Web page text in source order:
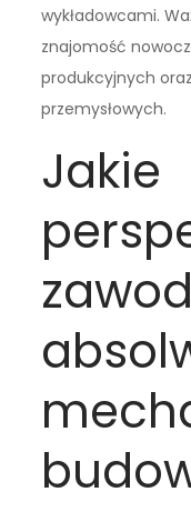
wykładowcami.
znajomość
produkcyjnych
przemysłowych.
Jakie